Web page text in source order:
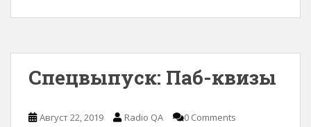
Спецвыпуск: Паб-квизы
Август 22, 2019 Radio QA 0 Comments